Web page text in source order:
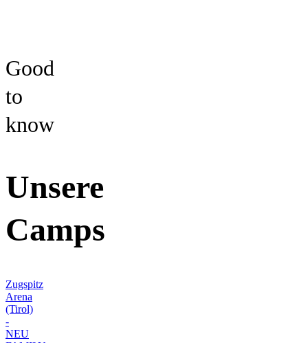
Good
to
know
Unsere
Camps
Zugspitz
Arena
(Tirol)
-
NEU